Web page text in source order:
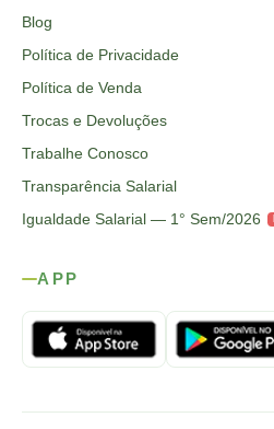
Blog
Política de Privacidade
Política de Venda
Trocas e Devoluções
Trabalhe Conosco
Transparência Salarial
Igualdade Salarial — 1° Sem/2026
APP